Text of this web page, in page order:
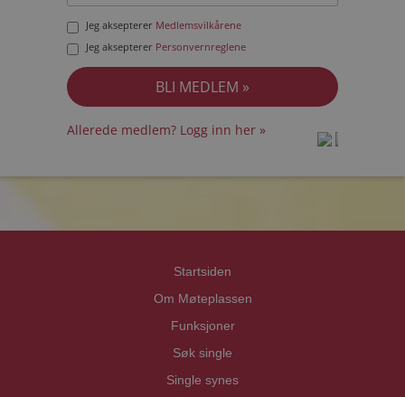
Jeg aksepterer Medlemsvilkårene
Jeg aksepterer Personvernreglene
Allerede medlem? Logg inn her »
Startsiden
Om Møteplassen
Funksjoner
Søk single
Single synes